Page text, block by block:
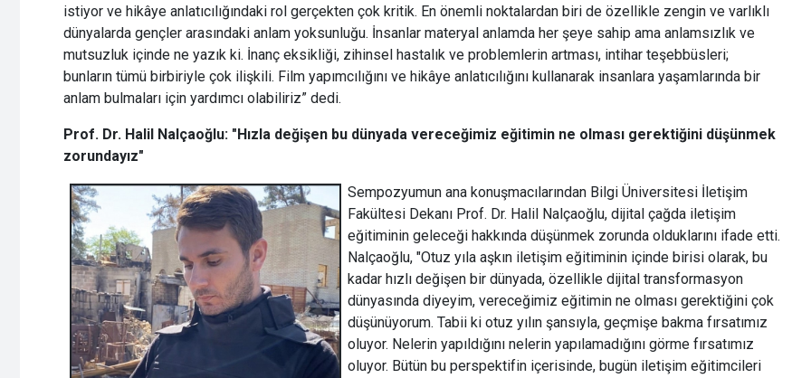
istiyor ve hikâye anlatıcılığındaki rol gerçekten çok kritik. En önemli noktalardan biri de özellikle zengin ve varlıklı
dünyalarda gençler arasındaki anlam yoksunluğu. İnsanlar materyal anlamda her şeye sahip ama anlamsızlık ve
mutsuzluk içinde ne yazık ki. İnanç eksikliği, zihinsel hastalık ve problemlerin artması, intihar teşebbüsleri;
bunların tümü birbiriyle çok ilişkili. Film yapımcılığını ve hikâye anlatıcılığını kullanarak insanlara yaşamlarında bir
anlam bulmaları için yardımcı olabiliriz” dedi.
Prof. Dr. Halil Nalçaoğlu: "Hızla değişen bu dünyada vereceğimiz eğitimin ne olması gerektiğini düşünmek
zorundayız"
Sempozyumun ana konuşmacılarından Bilgi Üniversitesi İletişim
Fakültesi Dekanı Prof. Dr. Halil Nalçaoğlu, dijital çağda iletişim
eğitiminin geleceği hakkında düşünmek zorunda olduklarını ifade etti.
Nalçaoğlu, "Otuz yıla aşkın iletişim eğitiminin içinde birisi olarak, bu
kadar hızlı değişen bir dünyada, özellikle dijital transformasyon
dünyasında diyeyim, vereceğimiz eğitimin ne olması gerektiğini çok
düşünüyorum. Tabii ki otuz yılın şansıyla, geçmişe bakma fırsatımız
oluyor. Nelerin yapıldığını nelerin yapılamadığını görme fırsatımız
oluyor. Bütün bu perspektifin içerisinde, bugün iletişim eğitimcileri